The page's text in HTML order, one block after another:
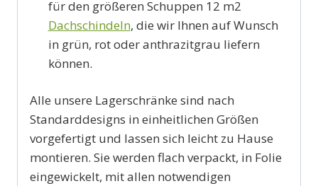
für den größeren Schuppen 12 m2
Dachschindeln, die wir Ihnen auf Wunsch
in grün, rot oder anthrazitgrau liefern
können.
Alle unsere Lagerschränke sind nach
Standarddesigns in einheitlichen Größen
vorgefertigt und lassen sich leicht zu Hause
montieren. Sie werden flach verpackt, in Folie
eingewickelt, mit allen notwendigen